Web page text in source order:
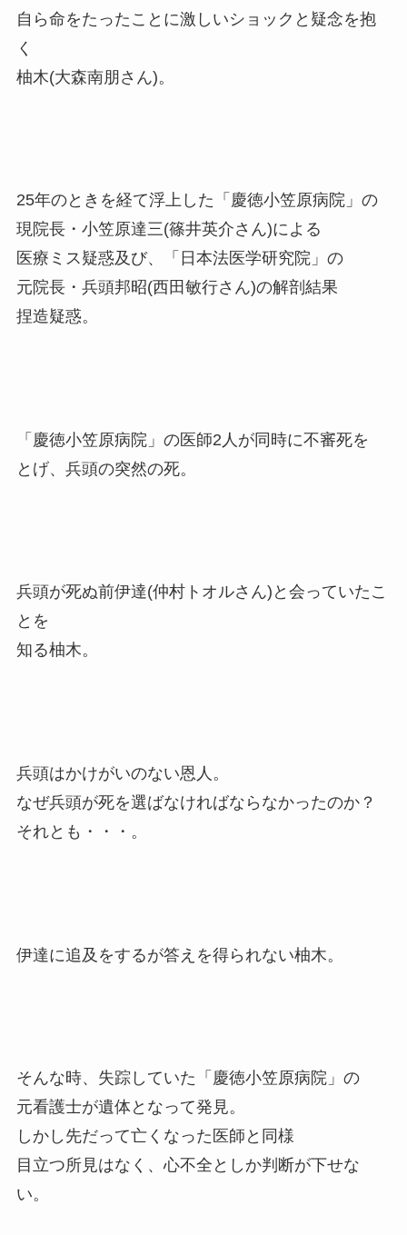
自ら命をたったことに激しいショックと疑念を抱
く
柚木(大森南朋さん)。
25年のときを経て浮上した「慶徳小笠原病院」の
現院長・小笠原達三(篠井英介さん)による
医療ミス疑惑及び、「日本法医学研究院」の
元院長・兵頭邦昭(西田敏行さん)の解剖結果
捏造疑惑。
「慶徳小笠原病院」の医師2人が同時に不審死を
とげ、兵頭の突然の死。
兵頭が死ぬ前伊達(仲村トオルさん)と会っていたこ
とを
知る柚木。
兵頭はかけがいのない恩人。
なぜ兵頭が死を選ばなければならなかったのか？
それとも・・・。
伊達に追及をするが答えを得られない柚木。
そんな時、失踪していた「慶徳小笠原病院」の
元看護士が遺体となって発見。
しかし先だって亡くなった医師と同様
目立つ所見はなく、心不全としか判断が下せな
い。